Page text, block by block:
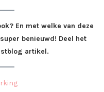
En met welke van deze
benieuwd! Deel het
artikel.